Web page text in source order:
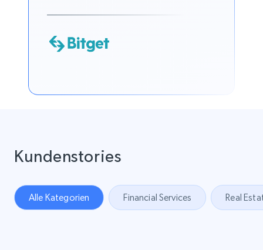
Kundenstories
Alle Kategorien Financial Services Real